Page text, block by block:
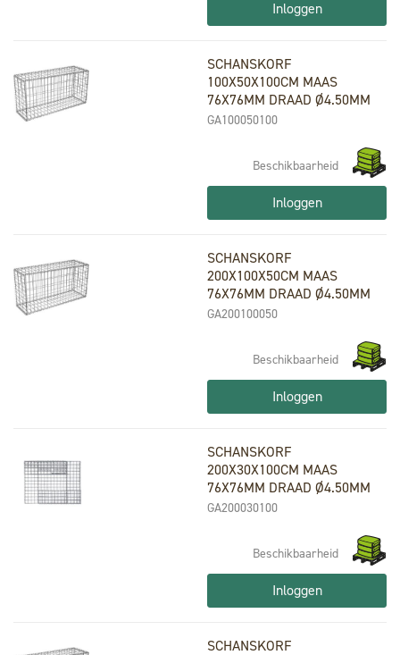
Inloggen
SCHANSKORF
100X50X100CM MAAS
76X76MM DRAAD Ø4.50MM
GA100050100
Beschikbaarheid
Inloggen
SCHANSKORF
200X100X50CM MAAS
76X76MM DRAAD Ø4.50MM
GA200100050
Beschikbaarheid
Inloggen
SCHANSKORF
200X30X100CM MAAS
76X76MM DRAAD Ø4.50MM
GA200030100
Beschikbaarheid
Inloggen
SCHANSKORF